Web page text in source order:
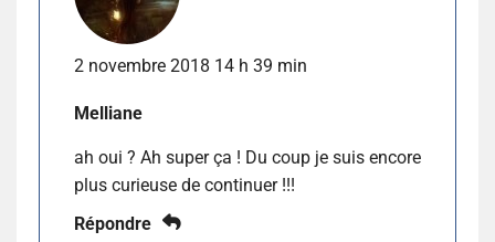
2 novembre 2018 14 h 39 min
Melliane
ah oui ? Ah super ça ! Du coup je suis encore
plus curieuse de continuer !!!
Répondre